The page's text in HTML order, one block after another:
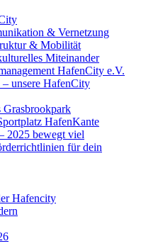
& Vernetzung
& Mobilität
Miteinander
HafenCity e.V.
unsere HafenCity
Grasbrookpark
HafenKante
2025 bewegt viel
für dein
Hafencity